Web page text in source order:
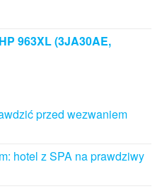
963XL (3JA30AE,
przed wezwaniem
hotel z SPA na prawdziwy